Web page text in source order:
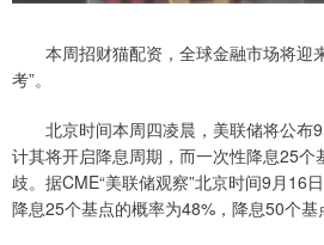
本周招财猫配资，全球金融市场将迎
考”。
北京时间本周四凌晨，美联储将公布9
计其将开启降息周期，而一次性降息25
歧。据CME“美联储观察”北京时间9月16
降息25个基点的概率为48%，降息50个基